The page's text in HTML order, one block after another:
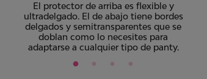
El protector de arriba es flexible y
ultradelgado. El de abajo tiene bordes
delgados y semitransparentes que se
doblan como lo necesites para
adaptarse a cualquier tipo de panty.